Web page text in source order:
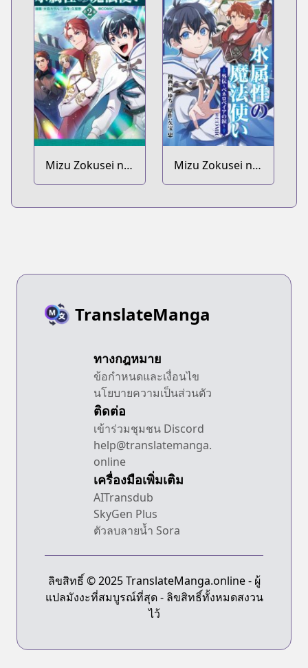
Mizu Zokusei no
Mahoutsukai Dai
Mizu Zokusei no
Mahoutsukai
TranslateManga
ทางกฎหมาย
ข้อกำหนดและเงื่อนไข
นโยบายความเป็นส่วนตัว
ติดต่อ
เข้าร่วมชุมชน Discord
help@translatemanga.
online
เครื่องมือเพิ่มเติม
AITransdub
SkyGen Plus
ตัวลบลายน้ำ Sora
ลิขสิทธิ์ © 2025 TranslateManga.online - ผู้
แปลมังงะที่สมบูรณ์ที่สุด - ลิขสิทธิ์ทั้งหมดสงวน
ไว้